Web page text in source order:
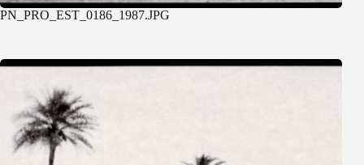
PN_PRO_EST_0186_1987.JPG